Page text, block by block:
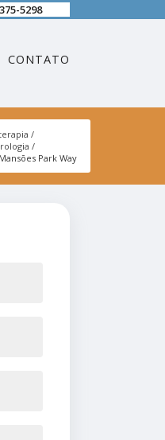
5298
CONTATO
Park Way